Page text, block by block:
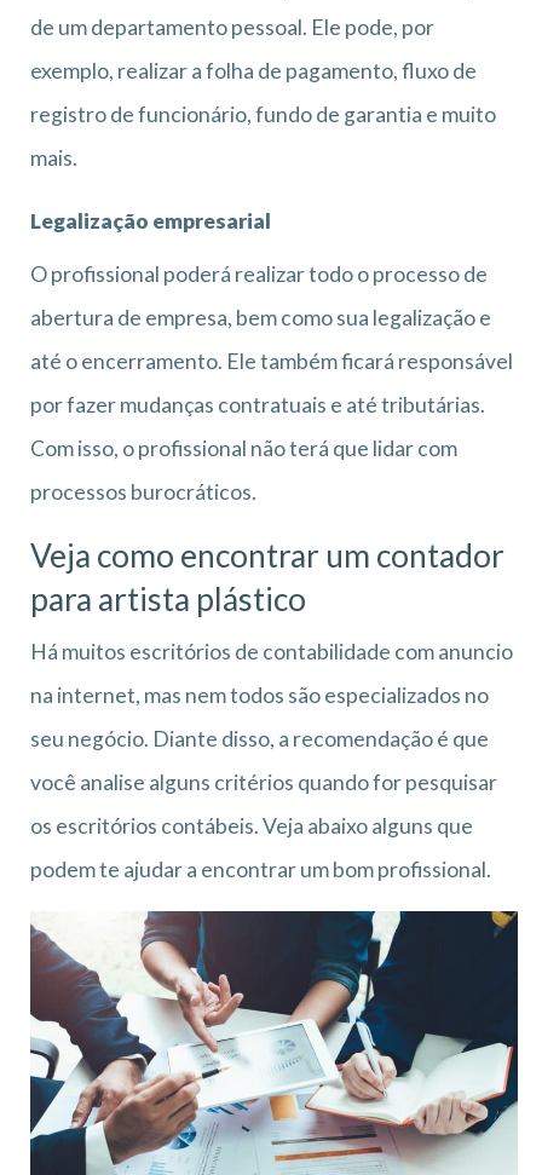
de um departamento pessoal. Ele pode, por
exemplo, realizar a folha de pagamento, fluxo de
registro de funcionário, fundo de garantia e muito
mais.
Legalização empresarial
O profissional poderá realizar todo o processo de
abertura de empresa, bem como sua legalização e
até o encerramento. Ele também ficará responsável
por fazer mudanças contratuais e até tributárias.
Com isso, o profissional não terá que lidar com
processos burocráticos.
Veja como encontrar um contador
para artista plástico
Há muitos escritórios de contabilidade com anuncio
na internet, mas nem todos são especializados no
seu negócio. Diante disso, a recomendação é que
você analise alguns critérios quando for pesquisar
os escritórios contábeis. Veja abaixo alguns que
podem te ajudar a encontrar um bom profissional.